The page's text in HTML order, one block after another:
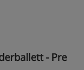
- Pre